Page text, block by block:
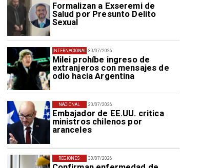
Formalizan a Exseremi de
Salud por Presunto Delito
Sexual
30/07/2026
Milei prohíbe ingreso de
extranjeros con mensajes de
odio hacia Argentina
INTERNACIONAL
30/07/2026
Embajador de EE.UU. critica
ministros chilenos por
aranceles
NACIONAL
30/07/2026
REGIONES